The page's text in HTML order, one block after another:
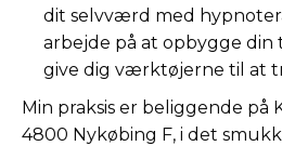
dit selvværd med
arbejde på at opbygge din
give dig værktøjerne til at
Min praksis er beliggende på
4800 Nykøbing F, i det